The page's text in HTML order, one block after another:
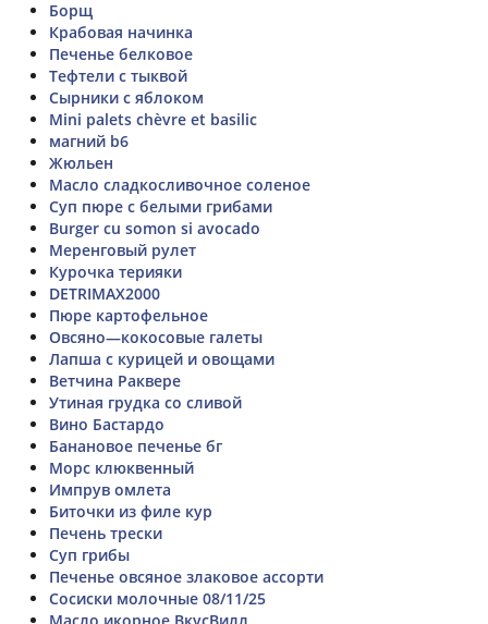
Борщ
Крабовая начинка
Печенье белковое
Тефтели с тыквой
Сырники с яблоком
Mini palets chèvre et basilic
магний b6
Жюльен
Масло сладкосливочное соленое
Суп пюре с белыми грибами
Burger cu somon si avocado
Меренговый рулет
Курочка терияки
DETRIMAX2000
Пюре картофельное
Овсяно—кокосовые галеты
Лапша с курицей и овощами
Ветчина Раквере
Утиная грудка со сливой
Вино Бастардо
Банановое печенье бг
Морс клюквенный
Импрув омлета
Биточки из филе кур
Печень трески
Суп грибы
Печенье овсяное злаковое ассорти
Сосиски молочные 08/11/25